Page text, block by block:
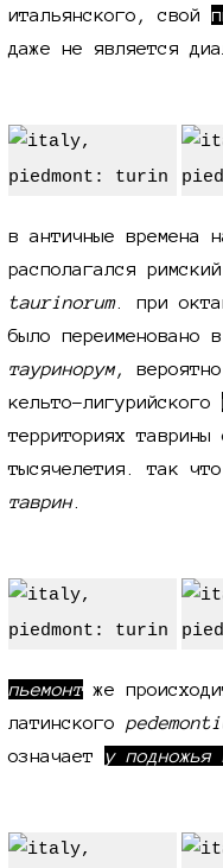
итальянского, свой
даже не является
в античные времена
располагался
taurinorum. при
было переименовано в
тауринорум,
кельто-лигурийского
территориях
тысячелетия. так что
таврин.
пьемонт же
латинского
означает у подножья